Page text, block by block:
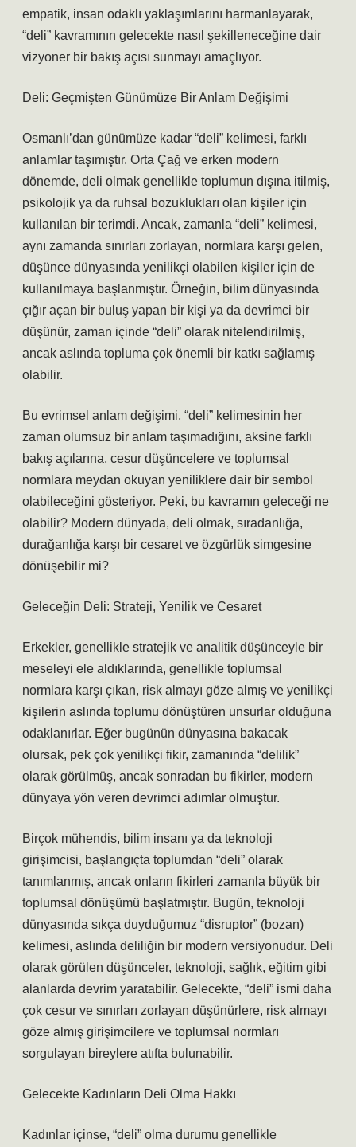
empatik, insan odaklı yaklaşımlarını harmanlayarak,
“deli” kavramının gelecekte nasıl şekilleneceğine dair
vizyoner bir bakış açısı sunmayı amaçlıyor.
Deli: Geçmişten Günümüze Bir Anlam Değişimi
Osmanlı’dan günümüze kadar “deli” kelimesi, farklı
anlamlar taşımıştır. Orta Çağ ve erken modern
dönemde, deli olmak genellikle toplumun dışına itilmiş,
psikolojik ya da ruhsal bozuklukları olan kişiler için
kullanılan bir terimdi. Ancak, zamanla “deli” kelimesi,
aynı zamanda sınırları zorlayan, normlara karşı gelen,
düşünce dünyasında yenilikçi olabilen kişiler için de
kullanılmaya başlanmıştır. Örneğin, bilim dünyasında
çığır açan bir buluş yapan bir kişi ya da devrimci bir
düşünür, zaman içinde “deli” olarak nitelendirilmiş,
ancak aslında topluma çok önemli bir katkı sağlamış
olabilir.
Bu evrimsel anlam değişimi, “deli” kelimesinin her
zaman olumsuz bir anlam taşımadığını, aksine farklı
bakış açılarına, cesur düşüncelere ve toplumsal
normlara meydan okuyan yeniliklere dair bir sembol
olabileceğini gösteriyor. Peki, bu kavramın geleceği ne
olabilir? Modern dünyada, deli olmak, sıradanlığa,
durağanlığa karşı bir cesaret ve özgürlük simgesine
dönüşebilir mi?
Geleceğin Deli: Strateji, Yenilik ve Cesaret
Erkekler, genellikle stratejik ve analitik düşünceyle bir
meseleyi ele aldıklarında, genellikle toplumsal
normlara karşı çıkan, risk almayı göze almış ve yenilikçi
kişilerin aslında toplumu dönüştüren unsurlar olduğuna
odaklanırlar. Eğer bugünün dünyasına bakacak
olursak, pek çok yenilikçi fikir, zamanında “delilik”
olarak görülmüş, ancak sonradan bu fikirler, modern
dünyaya yön veren devrimci adımlar olmuştur.
Birçok mühendis, bilim insanı ya da teknoloji
girişimcisi, başlangıçta toplumdan “deli” olarak
tanımlanmış, ancak onların fikirleri zamanla büyük bir
toplumsal dönüşümü başlatmıştır. Bugün, teknoloji
dünyasında sıkça duyduğumuz “disruptor” (bozan)
kelimesi, aslında deliliğin bir modern versiyonudur. Deli
olarak görülen düşünceler, teknoloji, sağlık, eğitim gibi
alanlarda devrim yaratabilir. Gelecekte, “deli” ismi daha
çok cesur ve sınırları zorlayan düşünürlere, risk almayı
göze almış girişimcilere ve toplumsal normları
sorgulayan bireylere atıfta bulunabilir.
Gelecekte Kadınların Deli Olma Hakkı
Kadınlar içinse, “deli” olma durumu genellikle